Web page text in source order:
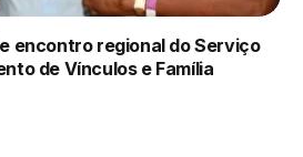
encontro regional do Serviço
de Vínculos e Família